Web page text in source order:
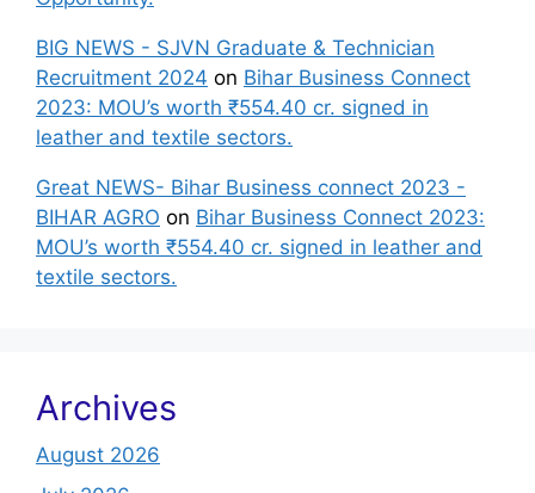
BIG NEWS - SJVN Graduate & Technician
Recruitment 2024 on Bihar Business Connect
2023: MOU’s worth ₹554.40 cr. signed in
leather and textile sectors.
Great NEWS- Bihar Business connect 2023 -
BIHAR AGRO on Bihar Business Connect 2023:
MOU’s worth ₹554.40 cr. signed in leather and
textile sectors.
Archives
August 2026